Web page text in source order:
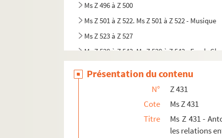
Ms Z 496 à Z 500
Ms Z 501 à Z 522. Ms Z 501 à Z 522 - Musique
Ms Z 523 à Z 527
Ms Z 528 à Z 543. Ms Z 528 à Z 543 - Fonds
Présentation du contenu
N°
Z 431
Cote
Ms Z 431
Titre
Ms Z 431 -
les relations